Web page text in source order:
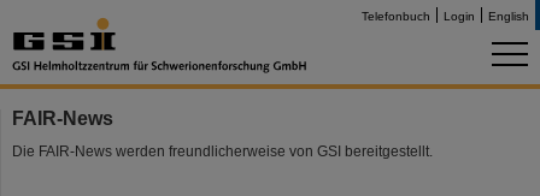
Telefonbuch Login English
FAIR-News
Die FAIR-News werden freundlicherweise von GSI bereitgestellt.